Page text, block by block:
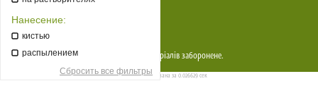
Нанесение:
кистью
распылением
Сбросить все фильтры
Контакти
Copyright © 2026EcoMag . Копіювання матеріалів заборонене.
Страница сгенерирована за 0.026629 сек